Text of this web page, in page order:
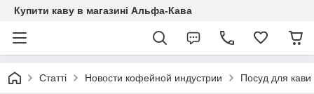
Купити каву в магазині Альфа-Кава
Статті Новости кофейной индустрии Посуд для кави